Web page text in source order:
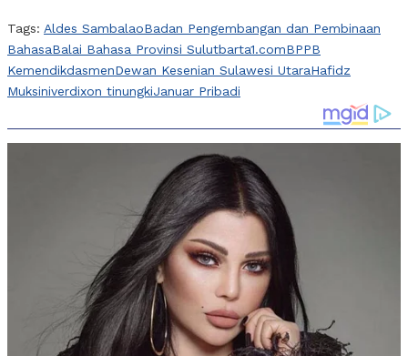
Tags: Aldes SambalaoBadan Pengembangan dan Pembinaan
BahasaBalai Bahasa Provinsi Sulutbarta1.comBPPB
KemendikdasmenDewan Kesenian Sulawesi UtaraHafidz
Muksiniverdixon tinungkiJanuar Pribadi